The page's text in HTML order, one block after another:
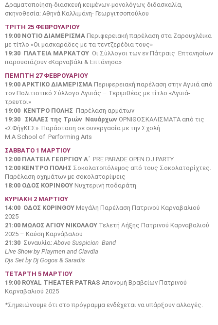
Δραματοποίηση-διασκευή κειμένων-μονολόγων, διδασκαλία,
σκηνοθεσία: Αθηνά Καλλιμάνη- Γεωργιτσοπούλου
ΤΡΙΤΗ 25 ΦΕΒΡΟΥΑΡΙΟΥ
19:00 ΝΟΤΙΟ ΔΙΑΜΕΡΙΣΜΑ Περιφερειακή παρέλαση στα Ζαρουχλέικα
με τίτλο «Οι μασκαράδες με τα τεντζερέδια τους»
19:30 ΠΛΑΤΕΙΑ ΜΑΡΚΑΤΟΥ Οι Σύλλογοι των εν Πάτραις Επτανησίων
παρουσιάζουν «Καρναβάλι & Επτάνησα»
ΠΕΜΠΤΗ 27 ΦΕΒΡΟΥΑΡΙΟΥ
19:00 ΑΡΚΤΙΚΟ ΔΙΑΜΕΡΙΣΜΑ Περιφερειακή παρέλαση στην Αγυιά από
τον Πολιτιστικό Σύλλογο Αγυιάς – Τερψιθέας με τίτλο «Αγυιά-
τρευτοι»
19:00 ΚΕΝΤΡΟ ΠΟΛΗΣ Παρέλαση αρμάτων
19:30 ΣΚΑΛΕΣ της Τριών Ναυάρχων ΟΡΝΙΘΟΣΚΑΛΙΣΜΑΤΑ από τις
«ΣΦήγΚΕΣ». Παράσταση σε συνεργασία με την Σχολή
Μ.Α School of Performing Arts
ΣΑΒΒΑΤΟ 1 ΜΑΡΤΙΟΥ
12:00 ΠΛΑΤΕΙΑ ΓΕΩΡΓΙΟΥ Α΄ PRE PARADE OPEN DJ PARTY
12:00 ΚΕΝΤΡΟ ΠΟΛΗΣ Σοκολατοπόλεμος από τους Σοκολατορίχτες.
Παρέλαση οχημάτων με σοκολατορίψεις
18:00 ΟΔΟΣ ΚΟΡΙΝΘΟΥ Νυχτερινή ποδαράτη
ΚΥΡΙΑΚΗ 2 ΜΑΡΤΙΟΥ
14:00 ΟΔΟΣ ΚΟΡΙΝΘΟΥ Μεγάλη Παρέλαση Πατρινού Καρναβαλιού
2025
21:00 ΜΩΛΟΣ ΑΓΙΟΥ ΝΙΚΟΛΑΟΥ Τελετή Λήξης Πατρινού Καρναβαλιού
2025 – Καύση Καρνάβαλου
21:30 Συναυλία: Above Suspicion Band
Live Show by Playmen and Clavdia
Djs Set by Dj Gogos & Saradis
ΤΕΤΑΡΤΗ 5 ΜΑΡΤΙΟΥ
19:00 ROYAL THEATER PATRAS Απονομή Βραβείων Πατρινού
Καρναβαλιού 2025
*Σημειώνουμε ότι στο πρόγραμμα ενδέχεται να υπάρξουν αλλαγές.